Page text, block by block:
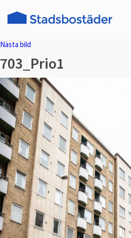
Nästa bild
703_Prio1